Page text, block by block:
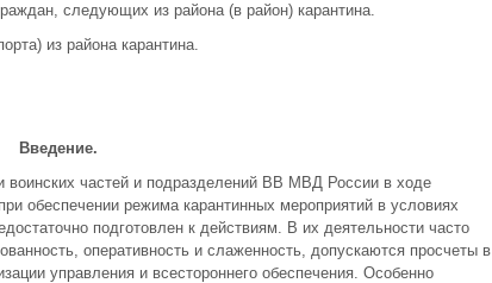
следующих из района (в район) карантина.
из района карантина.
Введение.
воинских частей и подразделений ВВ МВД России в ходе
обеспечении режима карантинных мероприятий в условиях
подготовлен к действиям. В их деятельности часто
оперативность и слаженность, допускаются просчеты в
управления и всестороннего обеспечения. Особенно